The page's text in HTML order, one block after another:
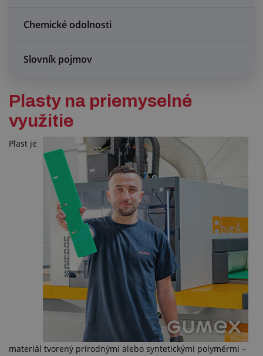
Chemické odolnosti
Slovník pojmov
Plasty na priemyselné
využitie
Plast je
materiál tvorený prírodnými alebo syntetickými polymérmi –